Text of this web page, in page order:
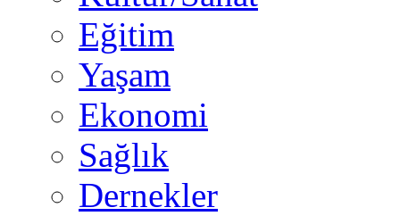
Eğitim
Yaşam
Ekonomi
Sağlık
Dernekler